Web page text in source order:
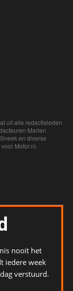
uit alle redactieleden
Marien
en diverse
Motor.nl.
nooit het
iedere week
verstuurd.